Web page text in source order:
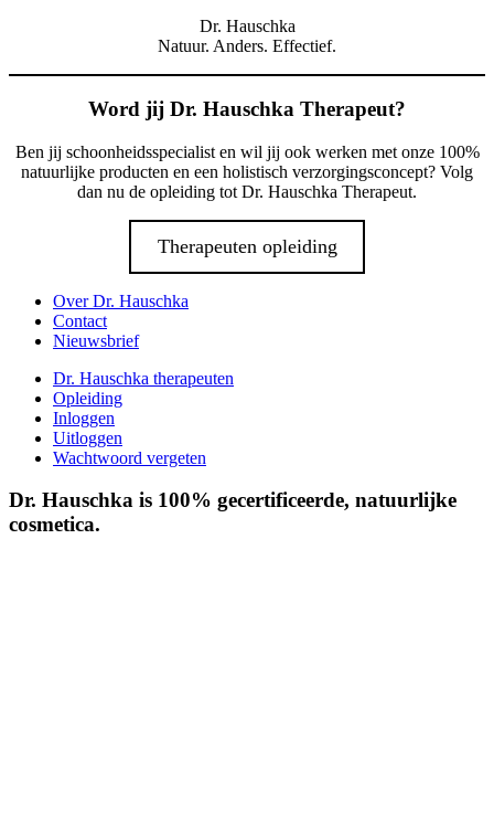
Dr. Hauschka
Natuur. Anders. Effectief.
Word jij Dr. Hauschka Therapeut?
Ben jij schoonheidsspecialist en wil jij ook werken met onze 100%
natuurlijke producten en een holistisch verzorgingsconcept? Volg
dan nu de opleiding tot Dr. Hauschka Therapeut.
Therapeuten opleiding
Over Dr. Hauschka
Contact
Nieuwsbrief
Dr. Hauschka therapeuten
Opleiding
Inloggen
Uitloggen
Wachtwoord vergeten
Dr. Hauschka is 100% gecertificeerde, natuurlijke
cosmetica.